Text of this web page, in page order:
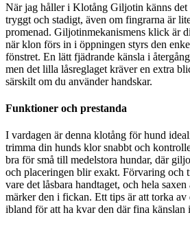
När jag håller i Klotång Giljotin känns det
tryggt och stadigt, även om fingrarna är
promenad. Giljotinmekanismens klick är
när klon förs in i öppningen styrs den
fönstret. En lätt fjädrande känsla i
men det lilla låsreglaget kräver en extra
särskilt om du använder handskar.
Funktioner och prestanda
I vardagen är denna klotång för hund
trimma din hunds klor snabbt och
bra för små till medelstora hundar, där
och placeringen blir exakt. Förvaring och
vare det låsbara handtaget, och hela
märker den i fickan. Ett tips är att torka
ibland för att ha kvar den där fina känslan